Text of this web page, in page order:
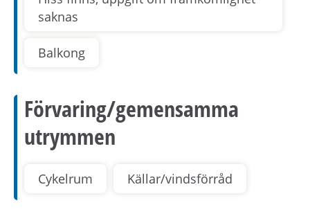
saknas
Balkong
Förvaring/gemensamma
utrymmen
Cykelrum Källar/vindsförråd